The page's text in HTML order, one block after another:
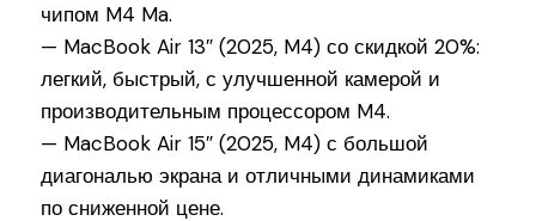
чипом M4 Ma.
— MacBook Air 13″ (2025, M4) со скидкой 20%:
легкий, быстрый, с улучшенной камерой и
производительным процессором M4.
— MacBook Air 15″ (2025, M4) с большой
диагональю экрана и отличными динамиками
по сниженной цене.